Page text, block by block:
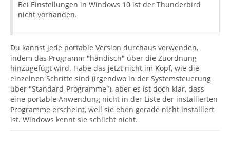
Bei Einstellungen in Windows 10 ist der Thunderbird
nicht vorhanden.
Du kannst jede portable Version durchaus verwenden,
indem das Programm "händisch" über die Zuordnung
hinzugefügt wird. Habe das jetzt nicht im Kopf, wie die
einzelnen Schritte sind (irgendwo in der Systemsteuerung
über "Standard-Programme"), aber es ist doch klar, dass
eine portable Anwendung nicht in der Liste der installierten
Programme erscheint, weil sie eben gerade nicht installiert
ist. Windows kennt sie schlicht nicht.